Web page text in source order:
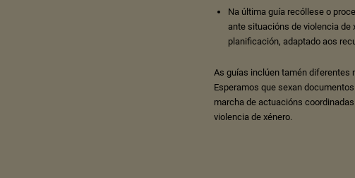
Na última guía recóllese o
ante situacións de violencia de
planificación, adaptado aos
As guías inclúen tamén diferentes
Esperamos que sexan
marcha de actuacións
violencia de xénero.